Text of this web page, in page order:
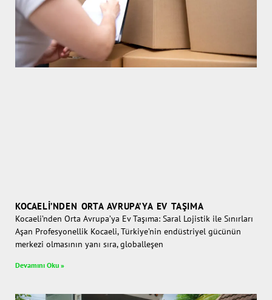
KOCAELI’NDEN ORTA AVRUPA’YA EV TAŞIMA
Kocaeli’nden Orta Avrupa’ya Ev Taşıma: Saral Lojistik ile Sınırları
Aşan Profesyonellik Kocaeli, Türkiye’nin endüstriyel gücünün
merkezi olmasının yanı sıra, globalleşen
Devamını Oku »